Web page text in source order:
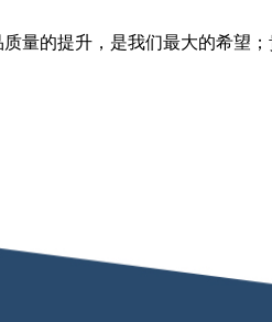
的提升，是我们最大的希望